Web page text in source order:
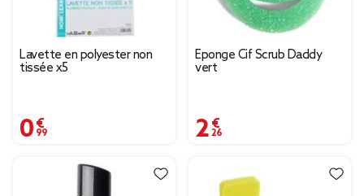
Lavette en polyester non
tissée x5
0,99 €
Éponge Cif Scrub Daddy
vert
2,26 €